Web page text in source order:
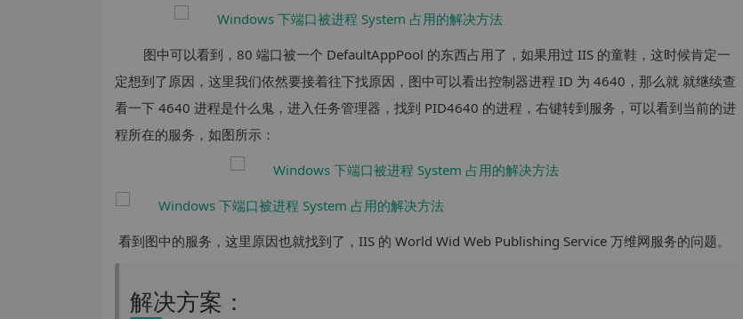
图中可以看到，80 端口被一个 DefaultAppPool 的东西占用了，如果用过 IIS 的童鞋，这时候肯定一
定想到了原因，这里我们依然要接着往下找原因，图中可以看出控制器进程 ID 为 4640，那么就 就继续查
看一下 4640 进程是什么鬼，进入任务管理器，找到 PID4640 的进程，右键转到服务，可以看到当前的进
程所在的服务，如图所示：
看到图中的服务，这里原因也就找到了，IIS 的 World Wid Web Publishing Service 万维网服务的问题。
解决方案：